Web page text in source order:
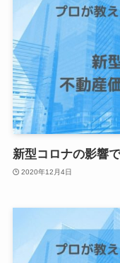
新型コロナの影響
2020年12月4日